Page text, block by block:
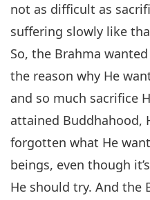
5
от
за
Между Учителя и учениците
6
34:54
Между Учителя и учениците
not as difficult as
suffering slowly like
So, the Brahma
the reason why He
and so much sacrifice
attained Buddhahood,
forgotten what He
beings, even though
He should try. And the